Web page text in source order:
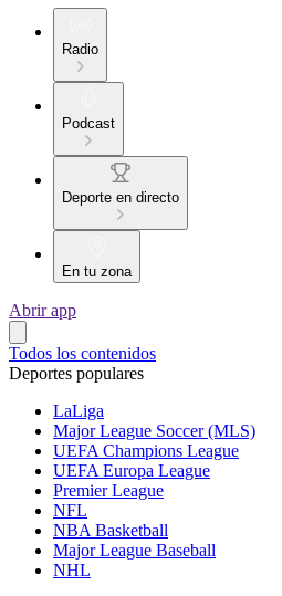
Radio
Podcast
Deporte en directo
En tu zona
Abrir app
Todos los contenidos
Deportes populares
LaLiga
Major League Soccer (MLS)
UEFA Champions League
UEFA Europa League
Premier League
NFL
NBA Basketball
Major League Baseball
NHL